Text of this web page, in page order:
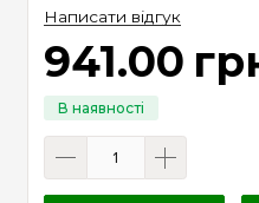
Написати відгук
941.00